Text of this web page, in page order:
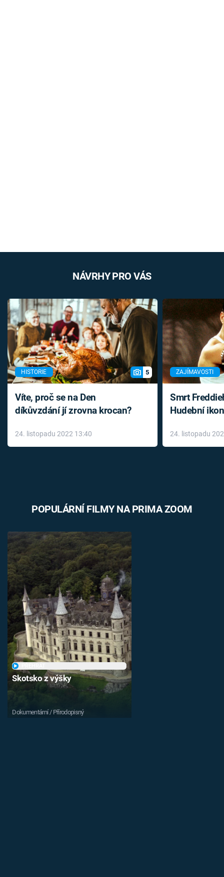
NÁVRHY PRO VÁS
HISTORIE 5
Víte, proč se na Den
díkůvzdání jí zrovna krocan?
24. listopadu 2022 13:40
ZAJÍMAVOSTI
Smrt
Hudební
léky
24. listopadu
POPULÁRNÍ FILMY NA PRIMA ZOOM
Skotsko z výšky
Dokumentární / Přírodopisný